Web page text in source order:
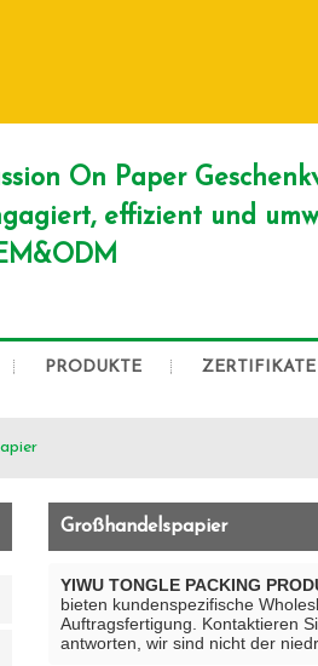
On Paper
effizient und
PRODUKTE ZERTIFIKATE
Großhandelspapier
YIWU TONGLE PACKING
bieten kundenspezifische
Auftragsfertigung. Kontaktieren
antworten, wir sind nicht der